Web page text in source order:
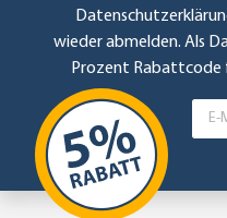
wieder abmelden. Als
Prozent Rabattcode